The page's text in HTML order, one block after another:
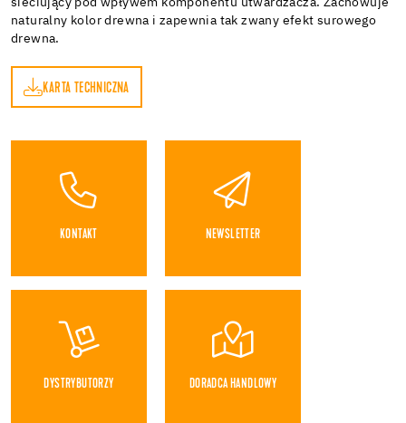
sieciujący pod wpływem komponentu utwardzacza. Zachowuje
naturalny kolor drewna i zapewnia tak zwany efekt surowego
drewna.
KARTA TECHNICZNA
KONTAKT NEWSLETTER
DYSTRYBUTORZY DORADCA HANDLOWY